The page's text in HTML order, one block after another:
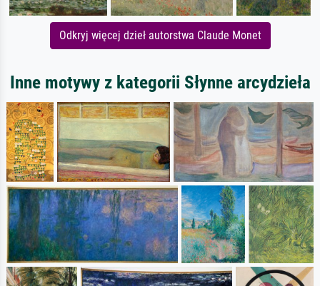
Odkryj więcej dzieł autorstwa Claude Monet
Inne motywy z kategorii Słynne arcydzieła